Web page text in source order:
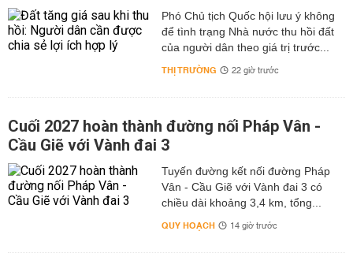
Phó Chủ tịch Quốc hội lưu ý không
để tình trạng Nhà nước thu hồi đất
của người dân theo giá trị trước...
THỊ TRƯỜNG 22 giờ trước
Cuối 2027 hoàn thành đường nối Pháp Vân -
Cầu Giẽ với Vành đai 3
Tuyến đường kết nối đường Pháp
Vân - Cầu Giẽ với Vành đai 3 có
chiều dài khoảng 3,4 km, tổng...
QUY HOẠCH 14 giờ trước